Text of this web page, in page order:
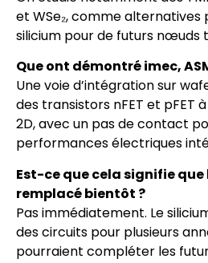
et WSe₂, comme alternatives
silicium pour de futurs nœuds
Que ont démontré imec,
Une voie d’intégration sur
des transistors nFET et pFET
2D, avec un pas de contact
performances électriques
Est-ce que cela signifie
remplacé bientôt ?
Pas immédiatement. Le
des circuits pour plusieurs
pourraient compléter les